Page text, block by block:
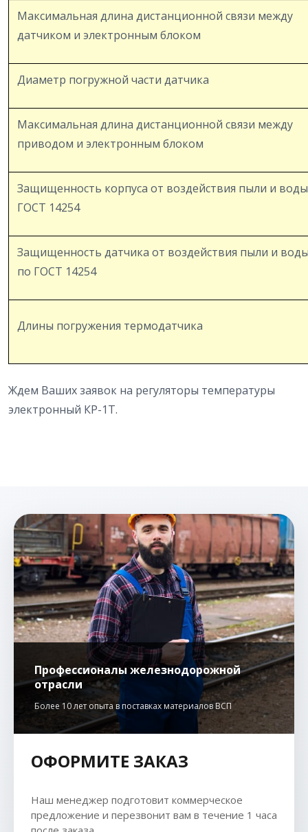
Максимальная длина дистанционной связи между
датчиком и электронным блоком
Диаметр погружной части датчика
Максимальная длина дистанционной связи между
приводом и электронным блоком
Защищенность корпуса от воздействия пыли и
ГОСТ 14254
Защищенность датчика от воздействия пыли и
по ГОСТ 14254
Длины погружения термодатчика
Ждем Ваших заявок на регуляторы температуры
электронный КР-1Т.
Профессионалы железнодорожной
отрасли
Более 10 лет опыта в поставках материалов ВСП
ОФОРМИТЕ ЗАКАЗ
Наш менеджер подготовит коммерческое
предложение и перезвонит вам в течение 1 часа